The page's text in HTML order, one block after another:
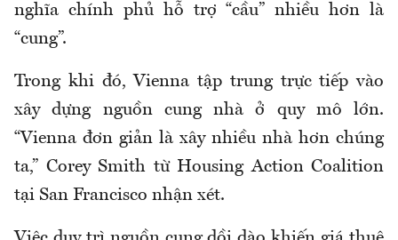
nghĩa chính phủ hỗ trợ “cầu” nhiều hơn là
“cung”.
Trong khi đó, Vienna tập trung trực tiếp vào
xây dựng nguồn cung nhà ở quy mô lớn.
“Vienna đơn giản là xây nhiều nhà hơn chúng
ta,” Corey Smith từ Housing Action Coalition
tại San Francisco nhận xét.